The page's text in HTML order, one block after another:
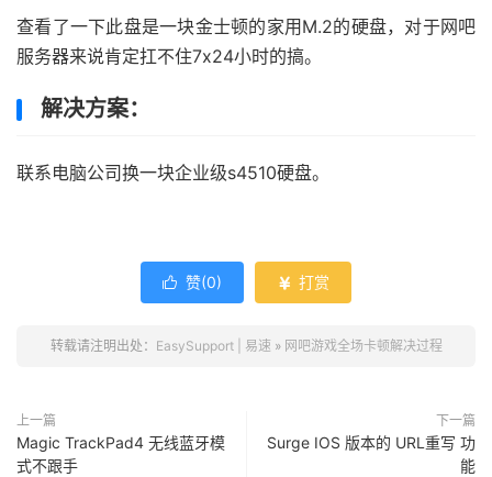
查看了一下此盘是一块金士顿的家用M.2的硬盘，对于网吧
服务器来说肯定扛不住7x24小时的搞。
解决方案：
联系电脑公司换一块企业级s4510硬盘。
 赞(0)  打赏
转载请注明出处： EasySupport | 易速 » 网吧游戏全场卡顿解决过程
上一篇
Magic TrackPad4 无线蓝牙模
式不跟手
下一篇
Surge IOS 版本的 URL重写 功
能